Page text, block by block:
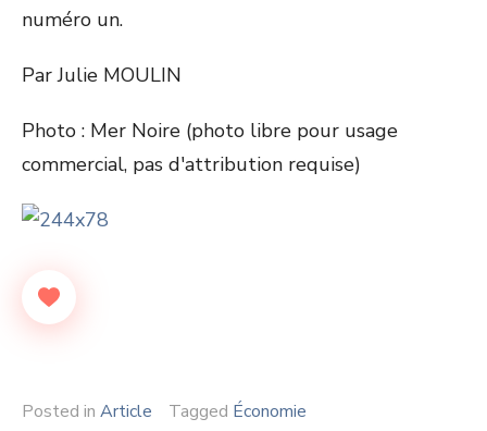
numéro un.
Par Julie MOULIN
Photo : Mer Noire (photo libre pour usage
commercial, pas d'attribution requise)
Posted in Article Tagged Économie